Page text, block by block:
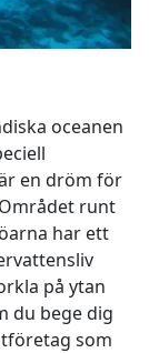
oceanen
en dröm för
runt
har ett
på ytan
du bege dig
som